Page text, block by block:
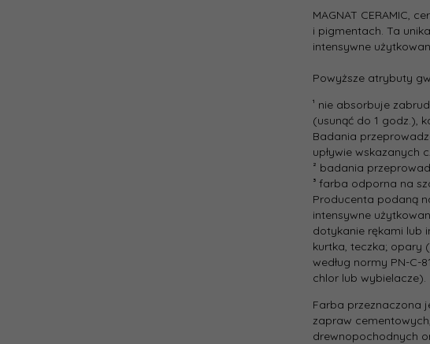
MAGNAT CERAMIC,
i pigmentach. Ta
intensywne
Powyższe atrybuty
¹ nie absorbuje
(usunąć do 1 godz.),
Badania
upływie wskazanych
² badania
³ farba odporna na
Producenta podaną
intensywne
dotykanie rękami lub
kurtka, teczka; opary
według normy PN-
chlor lub wybielacze).
Farba przeznaczona
zapraw
drewnopochodnych